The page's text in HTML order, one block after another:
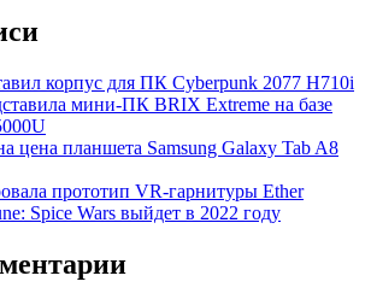
корпус для ПК Cyberpunk 2077 H710i
мини-ПК BRIX Extreme на базе
цена планшета Samsung Galaxy Tab A8
прототип VR-гарнитуры Ether
Spice Wars выйдет в 2022 году